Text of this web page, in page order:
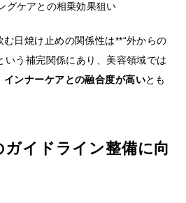
グケアとの相乗効果狙い
日焼け止めの関係性は**“外からの
いう補完関係にあり、美容領域では
インナーケアとの融合度が高いとも
ガイドライン整備に向